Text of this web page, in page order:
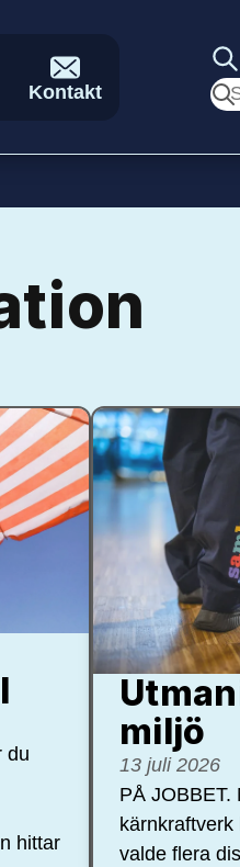
Kontakt
du
hittar
miljö
13 juli 2026
PÅ JOBBET.
valde flera